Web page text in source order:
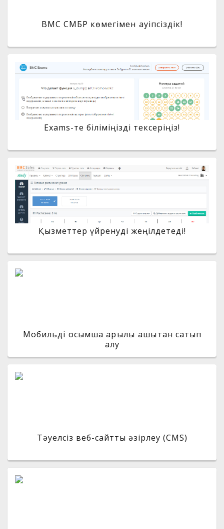
BMC СМБР көмегімен қауіпсіздік!
Exams-те біліміңізді тексеріңіз!
Қызметтер үйренуді жеңілдетеді!
Мобильді қосымша арқылы қашықтан сатып
алу
Тәуелсіз веб-сайтты әзірлеу (CMS)